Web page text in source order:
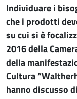
Individuare i
che i prodotti
su cui si è
2016 della
della
Cultura
hanno discusso